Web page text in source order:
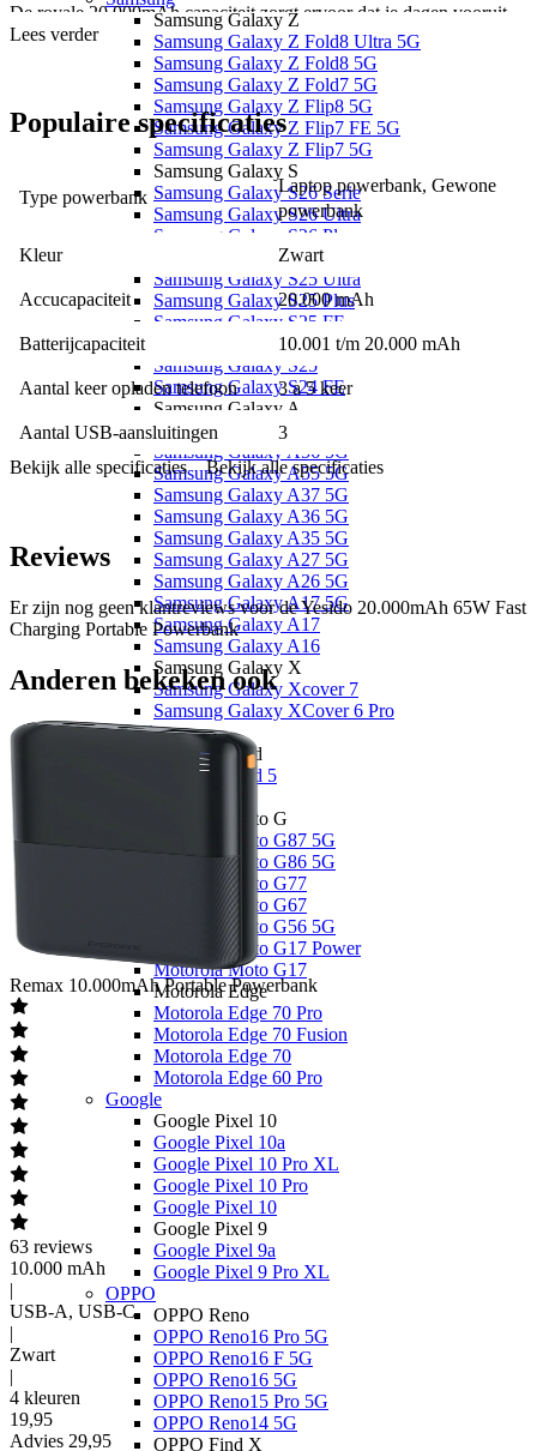
Samsung Galaxy Z
Samsung Galaxy Z Fold8 Ultra 5G
Samsung Galaxy Z Fold8 5G
Samsung Galaxy Z Fold7 5G
Samsung Galaxy Z Flip8 5G
Samsung Galaxy Z Flip7 FE 5G
Samsung Galaxy Z Flip7 5G
Samsung Galaxy S
Samsung Galaxy S26 Serie
Samsung Galaxy S26 Ultra
Samsung Galaxy S26 Plus
Samsung Galaxy S26
Samsung Galaxy S25 Ultra
Samsung Galaxy S25 Plus
Samsung Galaxy S25 FE
Samsung Galaxy S25 Edge
Samsung Galaxy S25
Samsung Galaxy S24 FE
Samsung Galaxy A
Samsung Galaxy A57 5G
Samsung Galaxy A56 5G
Samsung Galaxy A55 5G
Samsung Galaxy A37 5G
Samsung Galaxy A36 5G
Samsung Galaxy A35 5G
Samsung Galaxy A27 5G
Samsung Galaxy A26 5G
Samsung Galaxy A17 5G
Samsung Galaxy A17
Samsung Galaxy A16
Samsung Galaxy X
Samsung Galaxy Xcover 7
Samsung Galaxy XCover 6 Pro
OnePlus
OnePlus Nord
OnePlus Nord 5
Motorola Moto G
Motorola Moto G87 5G
Motorola Moto G86 5G
Motorola Moto G77
Motorola Moto G67
Motorola Moto G56 5G
Motorola Moto G17 Power
Motorola Moto G17
Motorola Edge
Motorola Edge 70 Pro
Motorola Edge 70 Fusion
Motorola Edge 70
Motorola Edge 60 Pro
Google
Google Pixel 10
Google Pixel 10a
Google Pixel 10 Pro XL
Google Pixel 10 Pro
Google Pixel 10
Google Pixel 9
Google Pixel 9a
Google Pixel 9 Pro XL
OPPO
OPPO Reno
OPPO Reno16 Pro 5G
OPPO Reno16 F 5G
OPPO Reno16 5G
OPPO Reno15 Pro 5G
OPPO Reno14 5G
OPPO Find X
De royale 20.000mAh capaciteit zorgt ervoor dat je dagen vooruit
kunt zonder stopcontact. Via de USB-C en USB-A poorten laad je
meerdere apparaten tegelijk op, en dankzij het LCD-display zie je in
één oogopslag het resterende batterijpercentage en laadstatus. Het
duurzame, industriële design met geribbelde afwerking maakt deze
powerbank niet alleen krachtig, maar ook opvallend stijlvol, ideaal
voor werk, reizen of dagelijks gebruik.
Lees verder
Populairespecificaties
Type powerbank
Laptop powerbank, Gewone
powerbank
Kleur Zwart
Accucapaciteit 20.000 mAh
Batterijcapaciteit 10.001 t/m 20.000 mAh
Aantal keer opladen telefoon 3 a 5 keer
Aantal USB-aansluitingen
3
Bekijk alle specificaties
Bekijk alle specificaties
Reviews
Er zijn nog geen klantreviews voor deYesido 20.000mAh 65W Fast
Charging Portable Powerbank
Anderen bekeken ook
Remax 10.000mAh Portable Powerbank
63 reviews
10.000 mAh
|
USB-A, USB-C
|
Zwart
|
4 kleuren
19,95
Advies 29,95